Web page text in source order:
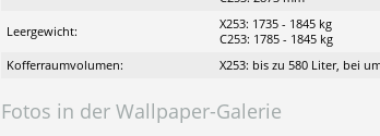
Leergewicht:
X253: 1735 - 1845 kg
C253: 1785 - 1845 kg
Kofferraumvolumen:
X253: bis zu 580 Liter, bei
Fotos in der Wallpaper-Galerie